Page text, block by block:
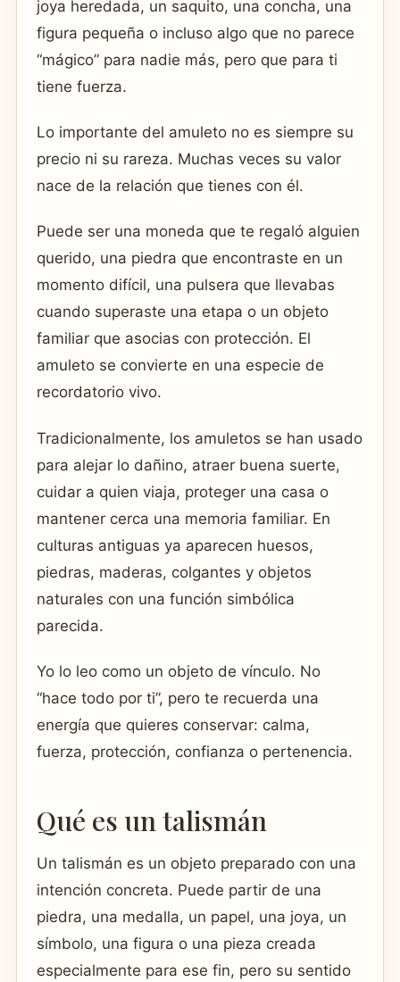
joya heredada, un saquito, una concha, una
figura pequeña o incluso algo que no parece
“mágico” para nadie más, pero que para ti
tiene fuerza.
Lo importante del amuleto no es siempre su
precio ni su rareza. Muchas veces su valor
nace de la relación que tienes con él.
Puede ser una moneda que te regaló alguien
querido, una piedra que encontraste en un
momento difícil, una pulsera que llevabas
cuando superaste una etapa o un objeto
familiar que asocias con protección. El
amuleto se convierte en una especie de
recordatorio vivo.
Tradicionalmente, los amuletos se han usado
para alejar lo dañino, atraer buena suerte,
cuidar a quien viaja, proteger una casa o
mantener cerca una memoria familiar. En
culturas antiguas ya aparecen huesos,
piedras, maderas, colgantes y objetos
naturales con una función simbólica
parecida.
Yo lo leo como un objeto de vínculo. No
“hace todo por ti”, pero te recuerda una
energía que quieres conservar: calma,
fuerza, protección, confianza o pertenencia.
Qué es un talismán
Un talismán es un objeto preparado con una
intención concreta. Puede partir de una
piedra, una medalla, un papel, una joya, un
símbolo, una figura o una pieza creada
especialmente para ese fin, pero su sentido